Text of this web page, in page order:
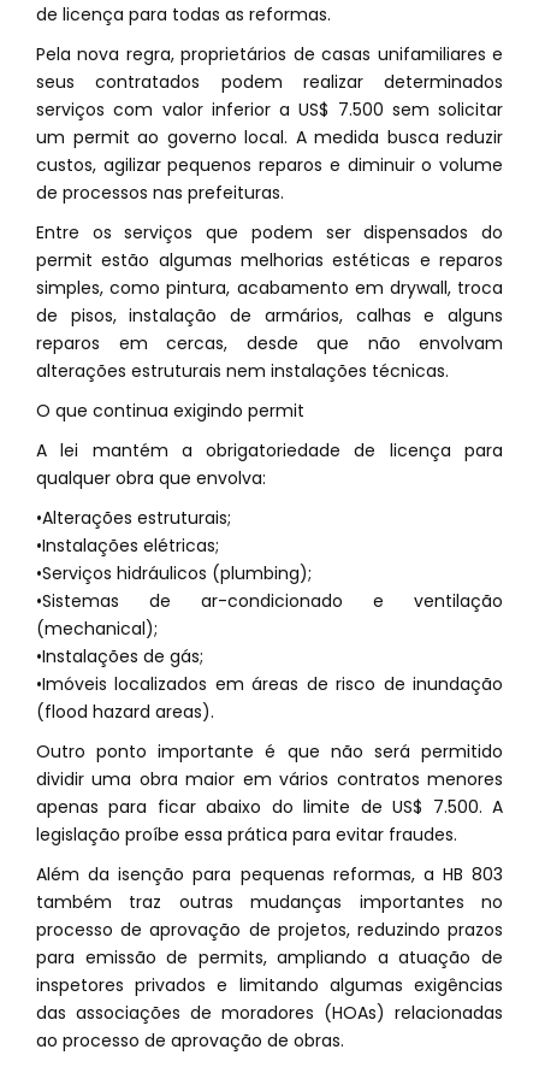
de licença para todas as reformas.
Pela nova regra, proprietários de casas unifamiliares e
seus contratados podem realizar determinados
serviços com valor inferior a US$ 7.500 sem solicitar
um permit ao governo local. A medida busca reduzir
custos, agilizar pequenos reparos e diminuir o volume
de processos nas prefeituras.
Entre os serviços que podem ser dispensados do
permit estão algumas melhorias estéticas e reparos
simples, como pintura, acabamento em drywall, troca
de pisos, instalação de armários, calhas e alguns
reparos em cercas, desde que não envolvam
alterações estruturais nem instalações técnicas.
O que continua exigindo permit
A lei mantém a obrigatoriedade de licença para
qualquer obra que envolva:
•Alterações estruturais;
•Instalações elétricas;
•Serviços hidráulicos (plumbing);
•Sistemas de ar-condicionado e ventilação
(mechanical);
•Instalações de gás;
•Imóveis localizados em áreas de risco de inundação
(flood hazard areas).
Outro ponto importante é que não será permitido
dividir uma obra maior em vários contratos menores
apenas para ficar abaixo do limite de US$ 7.500. A
legislação proíbe essa prática para evitar fraudes.
Além da isenção para pequenas reformas, a HB 803
também traz outras mudanças importantes no
processo de aprovação de projetos, reduzindo prazos
para emissão de permits, ampliando a atuação de
inspetores privados e limitando algumas exigências
das associações de moradores (HOAs) relacionadas
ao processo de aprovação de obras.